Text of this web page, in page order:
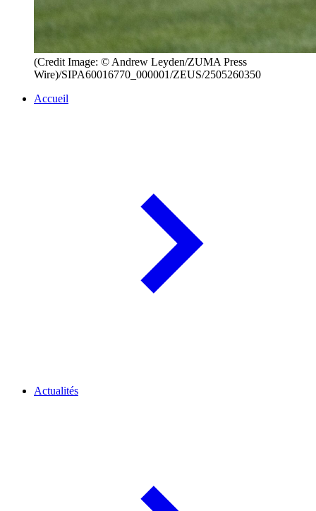
(Credit Image: © Andrew Leyden/ZUMA Press
Wire)/SIPA60016770_000001/ZEUS/2505260350
Accueil
Actualités